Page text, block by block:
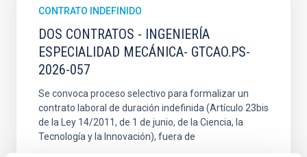
CONTRATO INDEFINIDO
DOS CONTRATOS - INGENIERÍA
ESPECIALIDAD MECÁNICA- GTCAO.PS-
2026-057
Se convoca proceso selectivo para formalizar un
contrato laboral de duración indefinida (Artículo 23bis
de la Ley 14/2011, de 1 de junio, de la Ciencia, la
Tecnología y la Innovación), fuera de